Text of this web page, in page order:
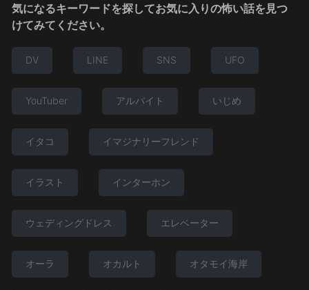
気になるキーワードを探してお気に入りの怖い話を見つ
けてみてください。
DV LINE SNS UFO
YouTuber アルバイト いじめ
イタコ イマジナリーフレンド
イラスト インターホン
ウェディングドレス エレベーター
オーラ オカルト オタモイ海岸